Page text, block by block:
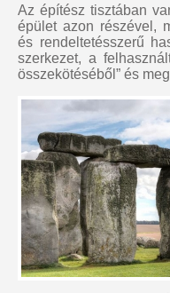
Az építész tisztában
épület azon részével,
és rendeltetésszerű
szerkezet, a
összekötéséből” és